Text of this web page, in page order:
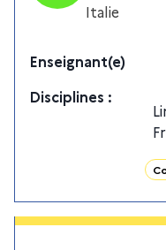
Italie
Enseignant(e)
Disciplines :